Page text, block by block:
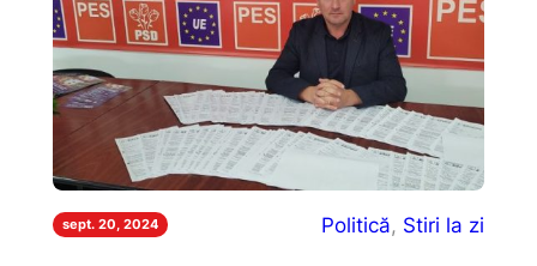
sept. 20, 2024 Politică, Stiri la zi